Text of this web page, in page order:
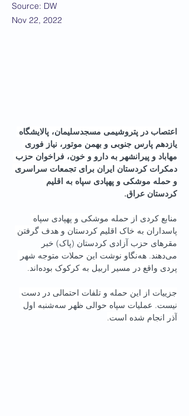
Source: DW
Nov 22, 2022
اعتصاب در پتروشیمی مسجدسلیمان، پالایشگاه
یازدهم پارس جنوبی و بهمن موتور، نیاز فوری
مهاباد و پیرانشهر به دارو و خون، فراخوان حزب
دمکرات کردستان ایران برای تجمعات سراسری
و حمله موشکی و پهپادی سپاه به اقلیم
کردستان عراق.
منابع کردی از حمله موشکی و پهپادی سپاه
پاسداران به خاک اقلیم کردستان و هدف گرفتن
مقرهای حزب آزادی کردستان (پاک) خبر
می‌دهند. هه‌نگاو نوشت این حملات متوجه شهر
پردی واقع در مسیر اربیل به کرکوک بوده‌اند.
جزییات از این حمله و تلفات احتمالی در دست
نیست. عملیات سپاه حوالی ظهر سه‌شنبه اول
آذر انجام شده است.